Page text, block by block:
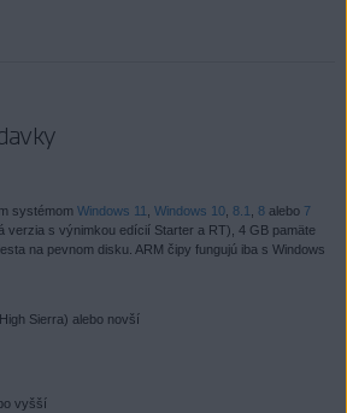
systémom Windows 11 Windows 10, 8.1 8alebo 7
verzia s výnimkou edícií Starter a RT), 4 GB pamäte
na pevnom disku. ARM čipy fungujú iba s Windows
Sierra) alebo novší
vyšší